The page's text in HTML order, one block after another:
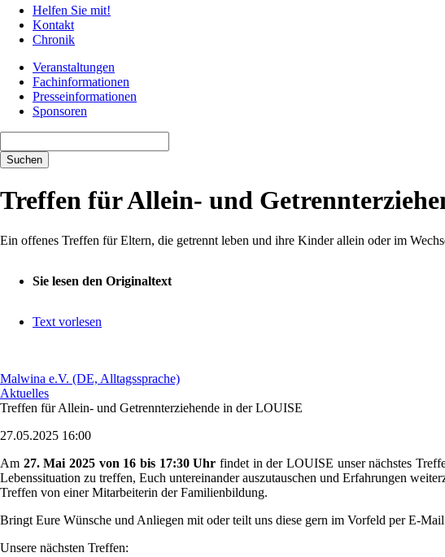
Helfen Sie mit!
Kontakt
Chronik
Veranstaltungen
Fachinformationen
Presseinformationen
Sponsoren
Suchen
Treffen für Allein- und
Ein offenes Treffen für Eltern, die getrennt leben und ihre Kinder allein oder im
Sie lesen den Originaltext
Text vorlesen
Malwina e.V. (DE, Alltagssprache)
Aktuelles
Treffen für Allein- und Getrennterziehende in der LOUISE
27.05.2025 16:00
Am 27. Mai 2025 von 16 bis 17:30 Uhr findet in der LOUISE unser nächstes
Lebenssituation zu treffen, Euch untereinander auszutauschen und Erfahrungen
Treffen von einer Mitarbeiterin der Familienbildung.
Bringt Eure Wünsche und Anliegen mit oder teilt uns diese gern im Vorfeld per E-
Unsere nächsten Treffen: